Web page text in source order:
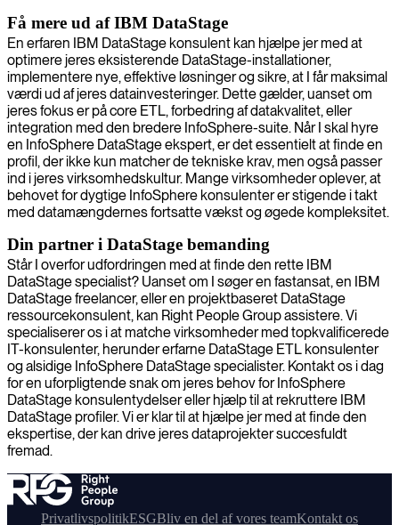
Få mere ud af IBM DataStage
En erfaren IBM DataStage konsulent kan hjælpe jer med at
optimere jeres eksisterende DataStage-installationer,
implementere nye, effektive løsninger og sikre, at I får maksimal
værdi ud af jeres datainvesteringer. Dette gælder, uanset om
jeres fokus er på core ETL, forbedring af datakvalitet, eller
integration med den bredere InfoSphere-suite. Når I skal hyre
en InfoSphere DataStage ekspert, er det essentielt at finde en
profil, der ikke kun matcher de tekniske krav, men også passer
ind i jeres virksomhedskultur. Mange virksomheder oplever, at
behovet for dygtige InfoSphere konsulenter er stigende i takt
med datamængdernes fortsatte vækst og øgede kompleksitet.
Din partner i DataStage bemanding
Står I overfor udfordringen med at finde den rette IBM
DataStage specialist? Uanset om I søger en fastansat, en IBM
DataStage freelancer, eller en projektbaseret DataStage
ressourcekonsulent, kan Right People Group assistere. Vi
specialiserer os i at matche virksomheder med topkvalificerede
IT-konsulenter, herunder erfarne DataStage ETL konsulenter
og alsidige InfoSphere DataStage specialister. Kontakt os i dag
for en uforpligtende snak om jeres behov for InfoSphere
DataStage konsulentydelser eller hjælp til at rekruttere IBM
DataStage profiler. Vi er klar til at hjælpe jer med at finde den
ekspertise, der kan drive jeres dataprojekter succesfuldt
fremad.
PrivatlivspolitikESGBliv en del af vores teamKontakt os